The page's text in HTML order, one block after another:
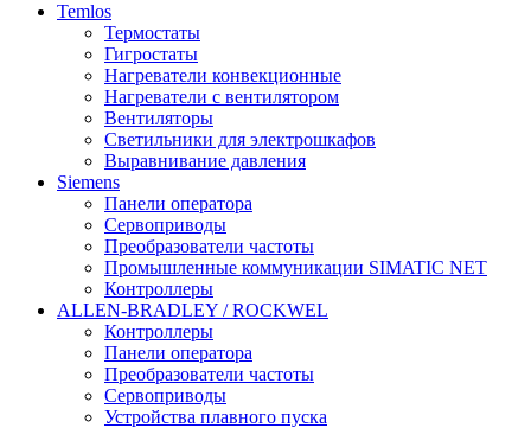
Temlos
Термостаты
Гигростаты
Нагреватели конвекционные
Нагреватели с вентилятором
Вентиляторы
Светильники для электрошкафов
Выравнивание давления
Siemens
Панели оператора
Сервоприводы
Преобразователи частоты
Промышленные коммуникации SIMATIC NET
Контроллеры
ALLEN-BRADLEY / ROCKWEL
Контроллеры
Панели оператора
Преобразователи частоты
Сервоприводы
Устройства плавного пуска